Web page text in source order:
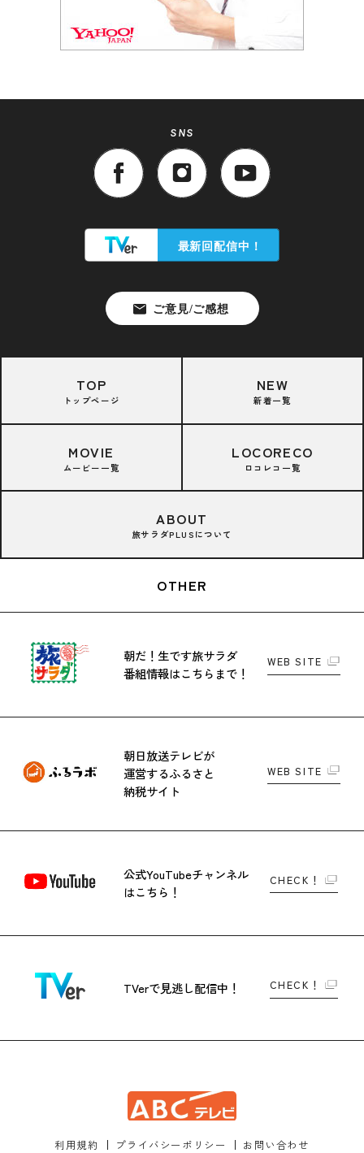
SNS
TOP
トップページ
NEW
新着一覧
MOVIE
ムービー一覧
LOCORECO
ロコレコ一覧
ABOUT
旅サラダPLUSについて
OTHER
朝だ！生です旅サラダ
番組情報はこちらまで！
WEB SITE
朝日放送テレビが
運営するふるさと
納税サイト
WEB SITE
公式YouTubeチャンネル
はこちら！
CHECK！
TVerで見逃し配信中！ CHECK！
利用規約 プライバシーポリシー お問い合わせ